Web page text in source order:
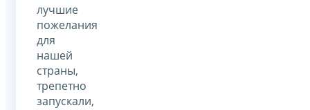
лучшие
пожелания
для
нашей
страны,
трепетно
запускали,